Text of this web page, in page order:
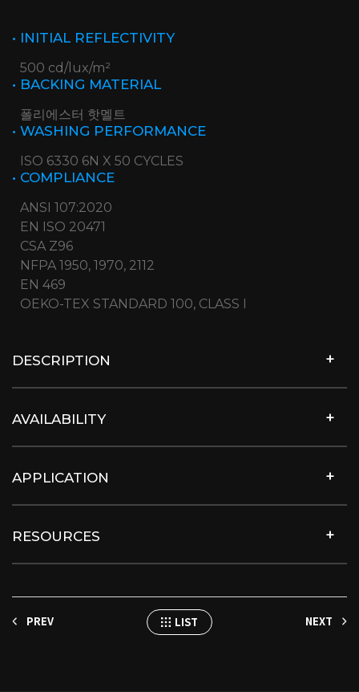
• INITIAL REFLECTIVITY
500 cd/lux/m²
• BACKING MATERIAL
폴리에스터 핫멜트
• WASHING PERFORMANCE
ISO 6330 6N X 50 CYCLES
• COMPLIANCE
ANSI 107:2020
EN ISO 20471
CSA Z96
NFPA 1950, 1970, 2112
EN 469
OEKO-TEX STANDARD 100, CLASS I
DESCRIPTION
AVAILABILITY
APPLICATION
RESOURCES
PREV LIST NEXT